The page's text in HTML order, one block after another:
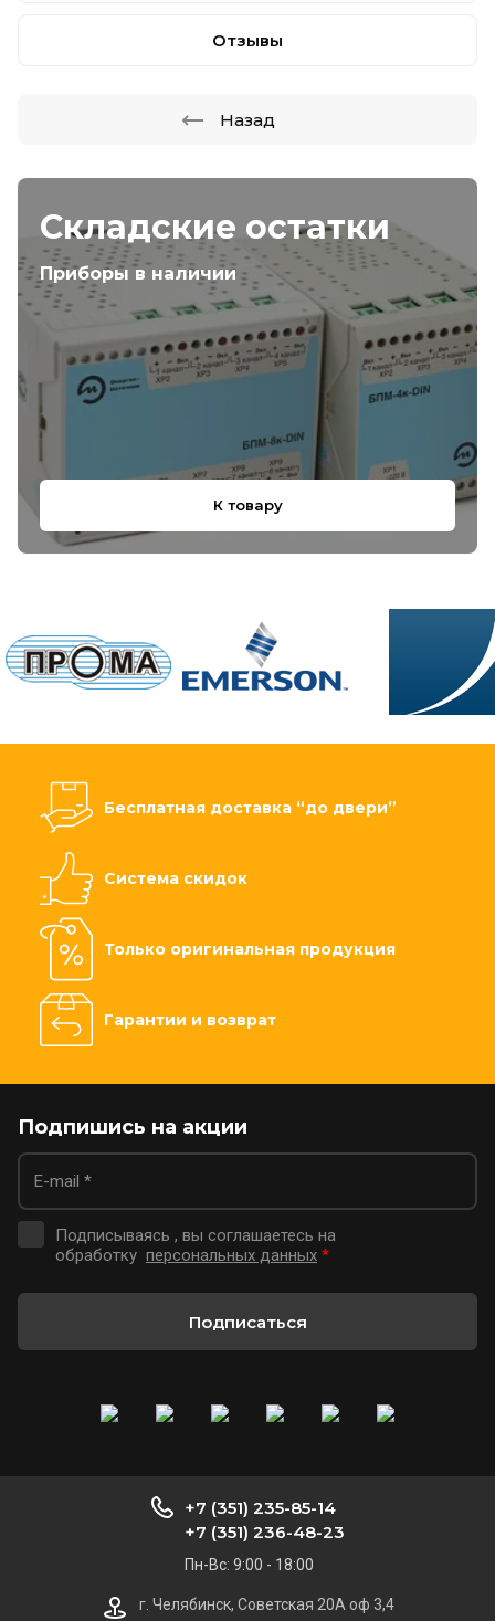
Складские остатки
Приборы в наличии
К товару
Отзывы
Назад
Бесплатная доставка “до двери”
Система скидок
Только оригинальная продукция
Гарантии и возврат
Подпишись на акции
Подписываясь , вы соглашаетесь на
обработку персональных данных *
Подписаться
+7 (351) 235-85-14
+7 (351) 236-48-23
Пн-Вс: 9:00 - 18:00
г. Челябинск, Советская 20А оф 3,4